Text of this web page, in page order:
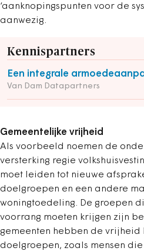
‘aanknopingspunten voor de
aanwezig.
Kennispartners
Een integrale
Van Dam Datapartners
Gemeentelijke vrijheid
Als voorbeeld noemen de
versterking regie
moet leiden tot nieuwe
doelgroepen en een andere
woningtoedeling. De groepen
voorrang moeten krijgen zijn
gemeenten hebben de vrijheid
doelgroepen, zoals mensen